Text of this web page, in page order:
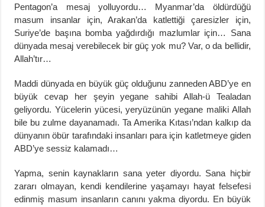
Pentagon’a mesaj yolluyordu… Myanmar’da öldürdüğü
masum insanlar için, Arakan’da katlettiği çaresizler için,
Suriye’de başına bomba yağdırdığı mazlumlar için… Sana
dünyada mesaj verebilecek bir güç yok mu? Var, o da bellidir,
Allah’tır…
Maddi dünyada en büyük güç olduğunu zanneden ABD’ye en
büyük cevap her şeyin yegane sahibi Allah-ü Tealadan
geliyordu. Yücelerin yücesi, yeryüzünün yegane maliki Allah
bile bu zulme dayanamadı. Ta Amerika Kıtası’ndan kalkıp da
dünyanın öbür tarafındaki insanları para için katletmeye giden
ABD’ye sessiz kalamadı…
Yapma, senin kaynakların sana yeter diyordu. Sana hiçbir
zararı olmayan, kendi kendilerine yaşamayı hayat felsefesi
edinmiş masum insanların canını yakma diyordu. En büyük